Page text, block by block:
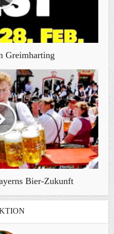
Greimharting
Bier-Zukunft